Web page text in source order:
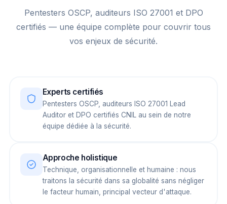
Pentesters OSCP, auditeurs ISO 27001 et DPO
certifiés — une équipe complète pour couvrir tous
vos enjeux de sécurité.
Experts certifiés
Pentesters OSCP, auditeurs ISO 27001 Lead
Auditor et DPO certifiés CNIL au sein de notre
équipe dédiée à la sécurité.
Approche holistique
Technique, organisationnelle et humaine : nous
traitons la sécurité dans sa globalité sans négliger
le facteur humain, principal vecteur d'attaque.